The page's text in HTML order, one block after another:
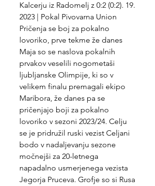
Kalcerju iz Radomelj z 0:2 (0:2). 19.
2023 | Pokal Pivovarna Union
Pričenja se boj za pokalno
lovoriko, prve tekme že danes
Maja so se naslova pokalnih
prvakov veselili nogometaši
ljubljanske Olimpije, ki so v
velikem finalu premagali ekipo
Maribora, že danes pa se
pričenjajo boji za pokalno
lovoriko v sezoni 2023/24. Celju
se je pridružil ruski vezist Celjani
bodo v nadaljevanju sezone
močnejši za 20-letnega
napadalno usmerjenega vezista
Jegorja Pruceva. Grofje so si Rusa